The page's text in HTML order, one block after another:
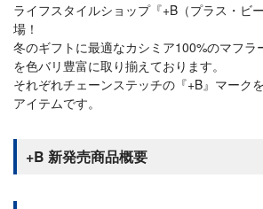
ライフスタイルショップ『+B（プラス・ビ
場！
冬のギフトに最適なカシミア100%のマフラ
を色バリ豊富に取り揃えております。
それぞれチェーンステッチの『+B』マーク
アイテムです。
+B 新発売商品概要